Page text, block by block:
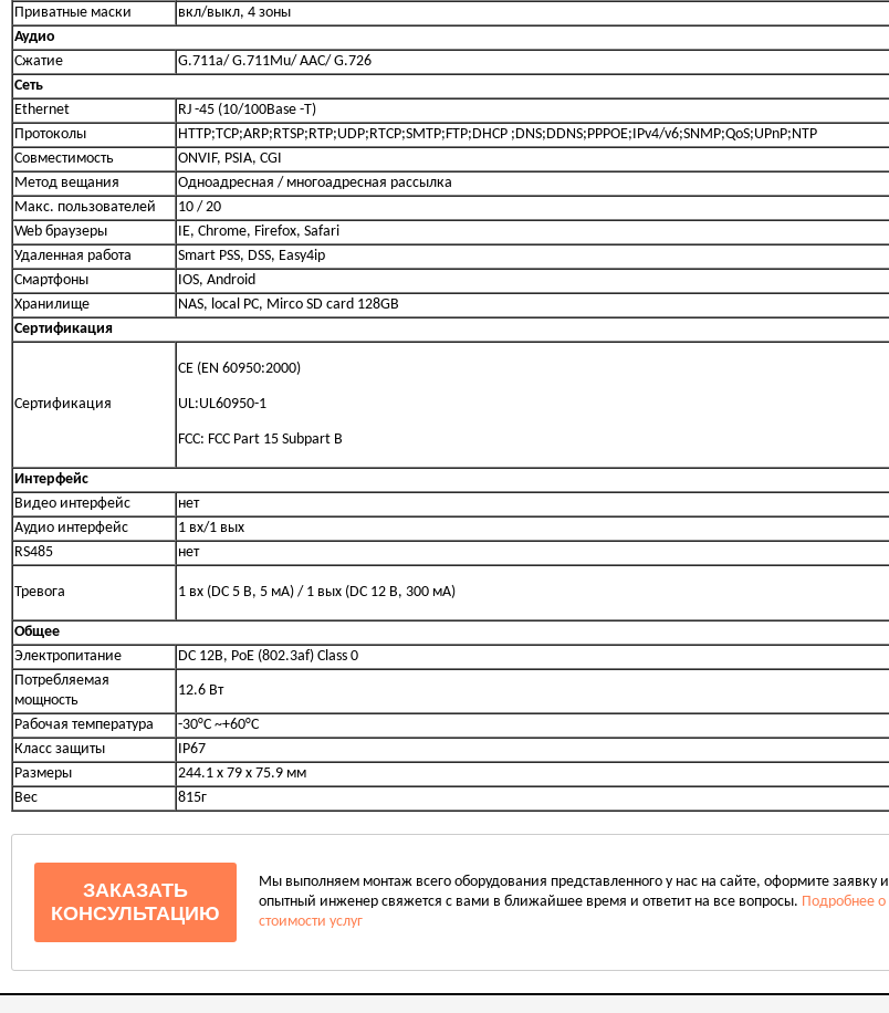
Приватные маски
вкл/выкл, 4 зоны
Аудио
Сжатие
G.711a/ G.711Mu/ AAC/ G.726
Сеть
Ethernet
RJ -45 (10/100Base -T)
Протоколы
HTTP;TCP;ARP;RTSP;RTP;UDP;RTCP;SMTP;FTP;DHCP ;DNS;DDNS;PPPOE;IPv4/v6;SNMP;QoS;UPnP;NTP
Совместимость
ONVIF, PSIA, CGI
Метод вещания
Одноадресная / многоадресная рассылка
Макс. пользователей
10 / 20
Web браузеры
IE, Chrome, Firefox, Safari
Удаленная работа
Smart PSS, DSS, Easy4ip
Смартфоны
IOS, Android
Хранилище
NAS, local PC, Mirco SD card 128GB
Сертификация
Сертификация
CE (EN 60950:2000)
UL:UL60950-1
FCC: FCC Part 15 Subpart B
Интерфейс
Видео интерфейс
нет
Аудио интерфейс
1 вх/1 вых
RS485
нет
Тревога 1 вх (DC 5 В, 5 мА) / 1 вых (DC 12 В, 300 мА)
Общее
Электропитание
DC 12В, PoE (802.3af) Class 0
Потребляемая
мощность
12.6 Вт
Рабочая температура
-30°C ~+60°C
Класс защиты
IP67
Размеры
244.1 x 79 x 75.9 мм
Вес
815г
ЗАКАЗАТЬ
КОНСУЛЬТАЦИЮ
Мы выполняем монтаж всего оборудования представленного у нас на сайте, оформите заявку и
опытный инженер свяжется с вами в ближайшее время и ответит на все вопросы. Подробнее о
стоимости услуг